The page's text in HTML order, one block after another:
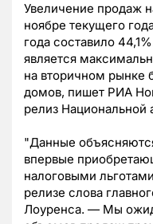
Увеличение продаж
ноябре текущего
года составило
является
на вторичном рынке
домов, пишет РИА
релиз Национальной
"Данные
впервые
налоговыми
релизе слова
Лоуренса. — Мы